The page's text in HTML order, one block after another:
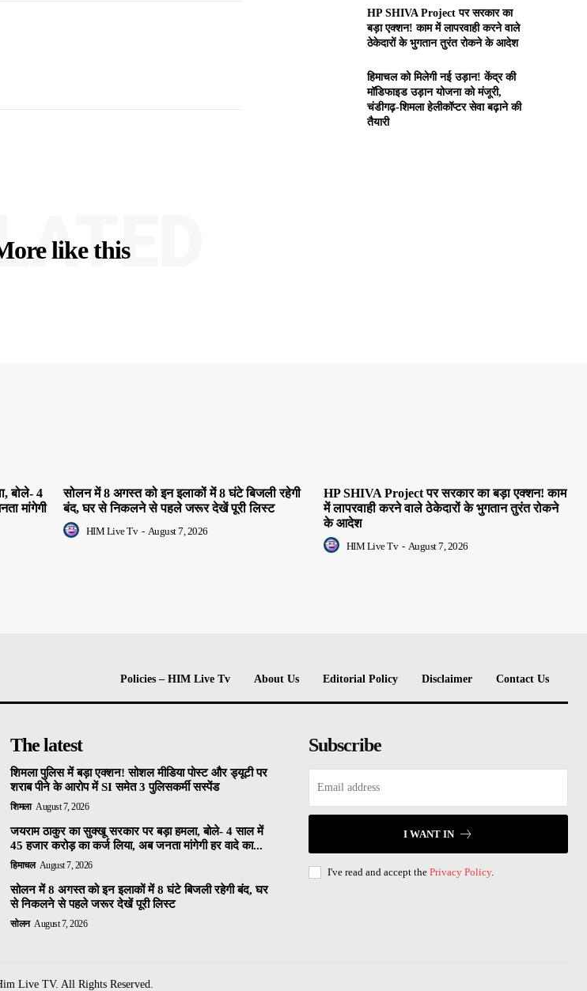
HP SHIVA Project पर सरकार का
बड़ा एक्शन! काम में लापरवाही करने वाले
ठेकेदारों के भुगतान तुरंत रोकने के आदेश
हिमाचल को मिलेगी नई उड़ान! केंद्र की
मॉडिफाइड उड़ान योजना को मंजूरी,
चंडीगढ़-शिमला हेलीकॉप्टर सेवा बढ़ाने की
तैयारी
like this
बोले- 4
मांगेगी
सोलन में 8 अगस्त को इन इलाकों में 8 घंटे बिजली रहेगी
बंद, घर से निकलने से पहले जरूर देखें पूरी लिस्ट
HIM Live Tv - August 7, 2026
HP SHIVA Project पर सरकार का बड़ा एक्शन! काम
में लापरवाही करने वाले ठेकेदारों के भुगतान तुरंत रोकने
के आदेश
HIM Live Tv - August 7, 2026
Policies – HIM Live Tv About Us Editorial Policy Disclaimer Contact Us
The latest
शिमला पुलिस में बड़ा एक्शन! सोशल मीडिया पोस्ट और ड्यूटी पर
शराब पीने के आरोप में SI समेत 3 पुलिसकर्मी सस्पेंड
शिमला August 7, 2026
जयराम ठाकुर का सुक्खू सरकार पर बड़ा हमला, बोले- 4 साल में
45 हजार करोड़ का कर्ज लिया, अब जनता मांगेगी हर वादे का...
हिमाचल August 7, 2026
सोलन में 8 अगस्त को इन इलाकों में 8 घंटे बिजली रहेगी बंद, घर
से निकलने से पहले जरूर देखें पूरी लिस्ट
सोलन August 7, 2026
Subscribe
I WANT IN
I've read and accept the Privacy Policy.
Live TV. All Rights Reserved.